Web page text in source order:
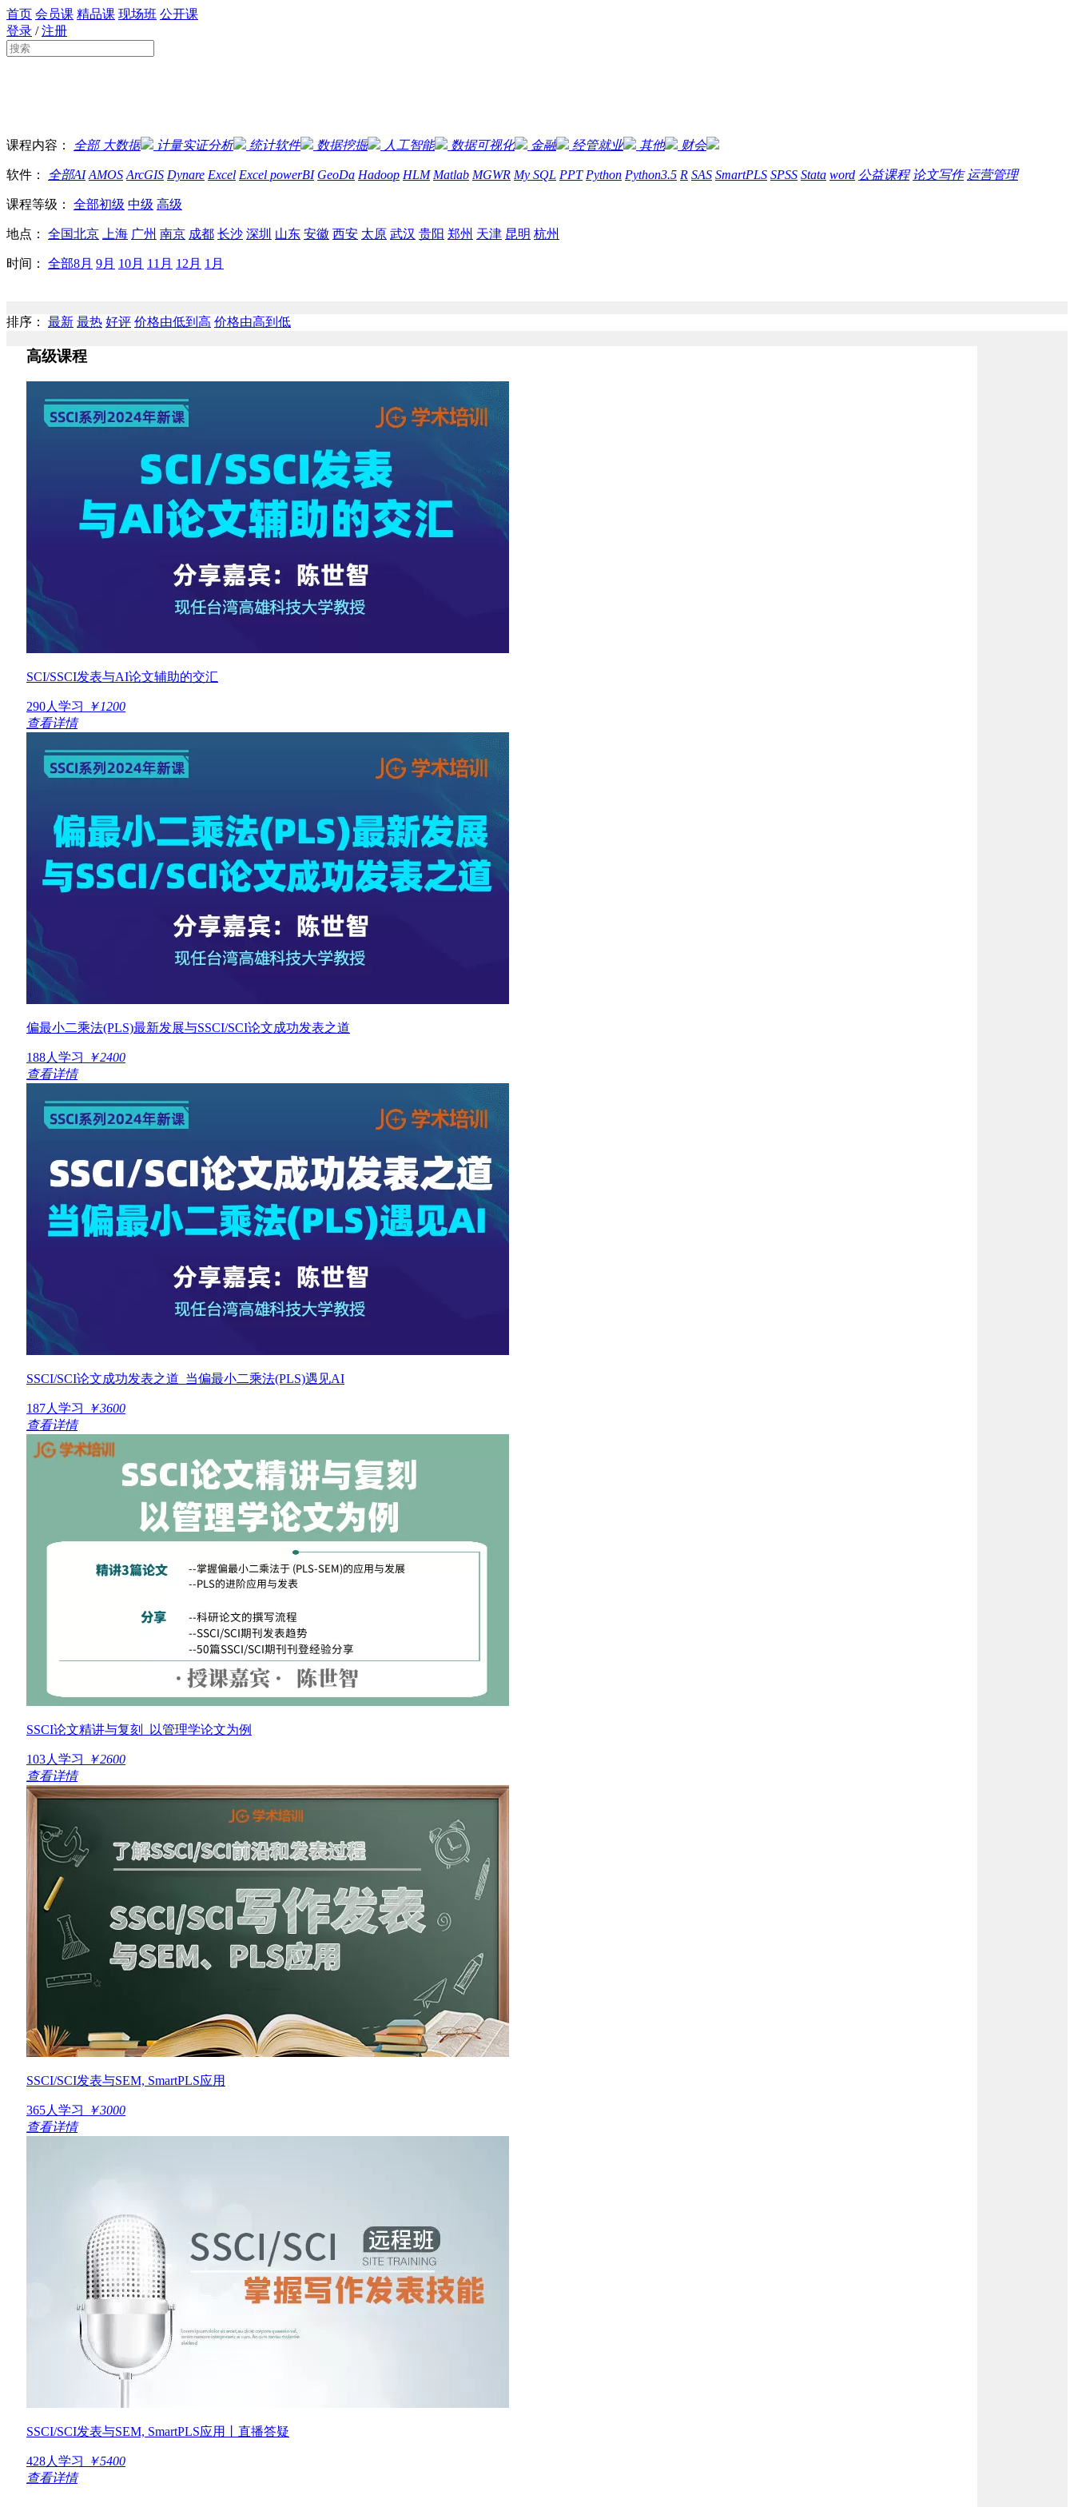
首页 会员课 精品课 现场班 公开课
登录 /注册
课程内容： 全部大数据 计量实证分析 统计软件 数据挖掘 人工智能 数据可视化 金融 经管就业 其他 财会
软件： 全部AI AMOS ArcGIS Dynare Excel Excel powerBI GeoDa Hadoop HLM Matlab MGWR My SQL PPT Python Python3.5 R SAS SmartPLS SPSS Stata word 公益课程 论文写作 运营管理
课程等级： 全部初级 中级 高级
地点： 全国北京 上海 广州 南京 成都 长沙 深圳 山东 安徽 西安 太原 武汉 贵阳 郑州 天津 昆明 杭州
时间： 全部8月 9月 10月 11月 12月 1月
排序： 最新 最热 好评 价格由低到高 价格由高到低
高级课程
SCI/SSCI发表与AI论文辅助的交汇
290人学习
￥1200
查看详情
偏最小二乘法(PLS)最新发展与SSCI/SCI论文成功发表之道
188人学习
￥2400
查看详情
SSCI/SCI论文成功发表之道_当偏最小二乘法(PLS)遇见AI
187人学习
￥3600
查看详情
SSCI论文精讲与复刻_以管理学论文为例
103人学习
￥2600
查看详情
SSCI/SCI发表与SEM, SmartPLS应用
365人学习
￥3000
查看详情
SSCI/SCI发表与SEM, SmartPLS应用丨直播答疑
428人学习
￥5400
查看详情